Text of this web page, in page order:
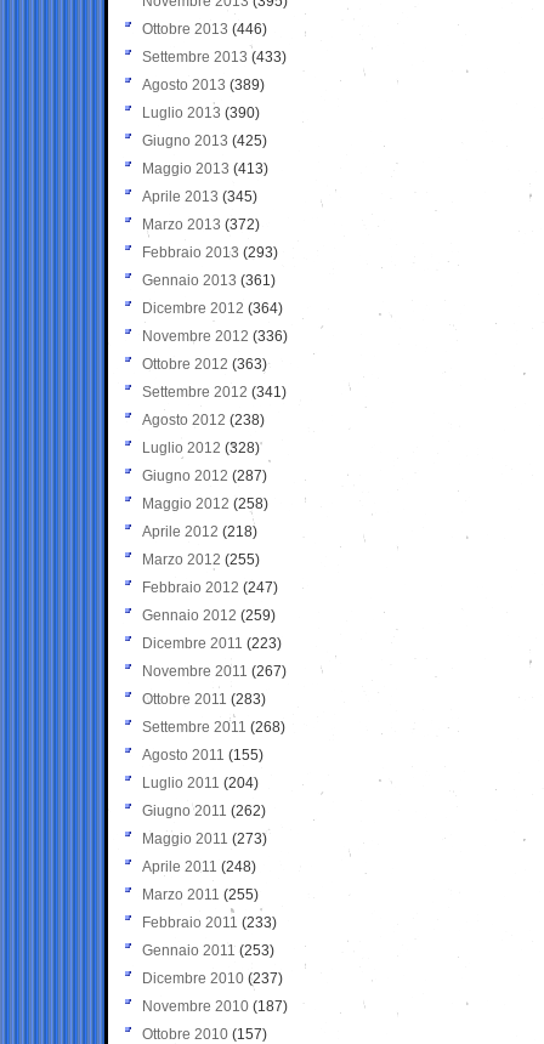
Ottobre 2013 (446)
Settembre 2013 (433)
Agosto 2013 (389)
Luglio 2013 (390)
Giugno 2013 (425)
Maggio 2013 (413)
Aprile 2013 (345)
Marzo 2013 (372)
Febbraio 2013 (293)
Gennaio 2013 (361)
Dicembre 2012 (364)
Novembre 2012 (336)
Ottobre 2012 (363)
Settembre 2012 (341)
Agosto 2012 (238)
Luglio 2012 (328)
Giugno 2012 (287)
Maggio 2012 (258)
Aprile 2012 (218)
Marzo 2012 (255)
Febbraio 2012 (247)
Gennaio 2012 (259)
Dicembre 2011 (223)
Novembre 2011 (267)
Ottobre 2011 (283)
Settembre 2011 (268)
Agosto 2011 (155)
Luglio 2011 (204)
Giugno 2011 (262)
Maggio 2011 (273)
Aprile 2011 (248)
Marzo 2011 (255)
Febbraio 2011 (233)
Gennaio 2011 (253)
Dicembre 2010 (237)
Novembre 2010 (187)
Ottobre 2010 (157)